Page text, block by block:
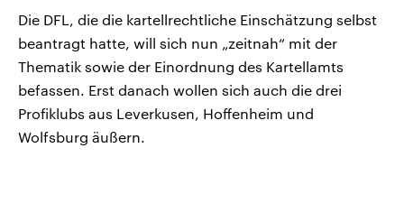
Die DFL, die die kartellrechtliche Einschätzung selbst
beantragt hatte, will sich nun „zeitnah“ mit der
Thematik sowie der Einordnung des Kartellamts
befassen. Erst danach wollen sich auch die drei
Profiklubs aus Leverkusen, Hoffenheim und
Wolfsburg äußern.